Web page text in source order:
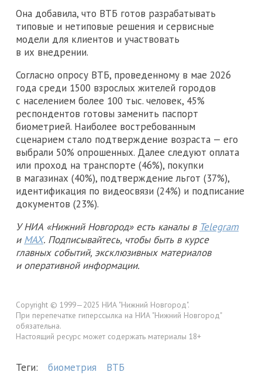
Она добавила, что ВТБ готов разрабатывать
типовые и нетиповые решения и сервисные
модели для клиентов и участвовать
в их внедрении.
Согласно опросу ВТБ, проведенному в мае 2026
года среди 1500 взрослых жителей городов
с населением более 100 тыс. человек, 45%
респондентов готовы заменить паспорт
биометрией. Наиболее востребованным
сценарием стало подтверждение возраста — его
выбрали 50% опрошенных. Далее следуют оплата
или проход на транспорте (46%), покупки
в магазинах (40%), подтверждение льгот (37%),
идентификация по видеосвязи (24%) и подписание
документов (23%).
У НИА «Нижний Новгород» есть каналы в Telegram
и MAX. Подписывайтесь, чтобы быть в курсе
главных событий, эксклюзивных материалов
и оперативной информации.
Copyright © 1999—2025 НИА "Нижний Новгород".
При перепечатке гиперссылка на НИА "Нижний Новгород"
обязательна.
Настоящий ресурс может содержать материалы 18+
Теги: биометрия ВТБ